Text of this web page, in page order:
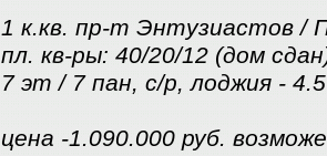
1 к.кв. пр-т Энтузиастов /
пл. кв-ры: 40/20/12 (дом
7 эт / 7 пан, с/р, лоджия -
цена -1.090.000 руб.